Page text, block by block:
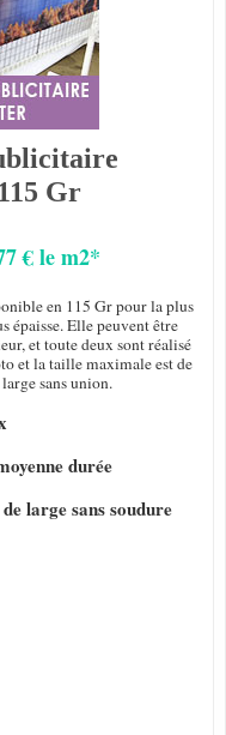
Gr
€ le m2*
en 115 Gr pour la plus
épaisse. Elle peuvent être
et toute deux sont réalisé
et la taille maximale est de
sans union.
durée
large sans soudure